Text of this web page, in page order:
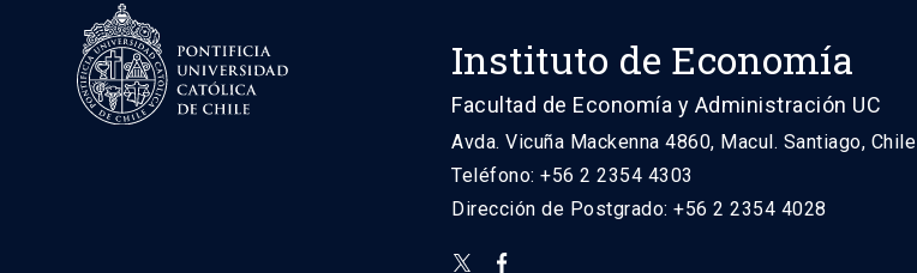
Instituto de Economía
Facultad de Economía y Administración UC
Avda. Vicuña Mackenna 4860, Macul. Santiago, Chile
Teléfono: +56 2 2354 4303
Dirección de Postgrado: +56 2 2354 4028